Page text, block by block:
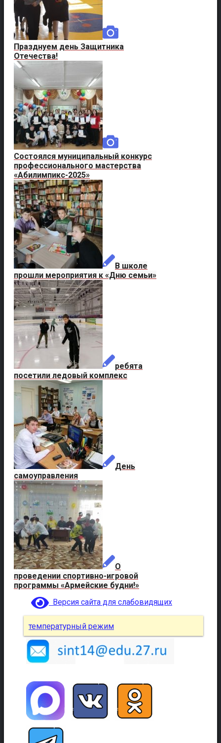
Празднуем день Защитника
Отечества!
Состоялся муниципальный конкурс
профессионального мастерства
«Абилимпикс-2025»
В школе
прошли мероприятия к «Дню семьи»
ребята
посетили ледовый комплекс
День
самоуправления
О
проведении спортивно-игровой
программы «Армейские будни!»
Версия сайта для слабовидящих
температурный режим